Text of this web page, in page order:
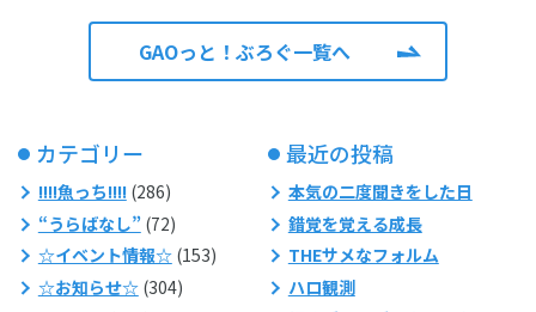
GAOっと！ぶろぐ一覧へ
カテゴリー
!!!!魚っち!!!!(286)
“うらばなし”(72)
☆イベント情報☆(153)
☆お知らせ☆(304)
最近の投稿
本気の二度聞きをした日
錯覚を覚える成長
THEサメなフォルム
ハロ観測